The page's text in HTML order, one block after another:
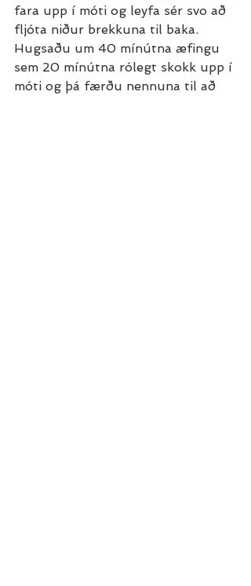
fara upp í móti og leyfa sér svo að
fljóta niður brekkuna til baka.
Hugsaðu um 40 mínútna æfingu
sem 20 mínútna rólegt skokk upp í
móti og þá færðu nennuna til að